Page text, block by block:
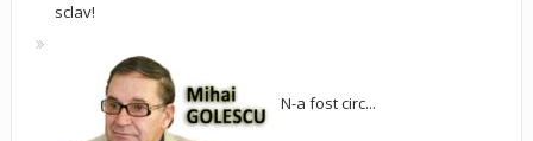
sclav!
N-a fost circ...